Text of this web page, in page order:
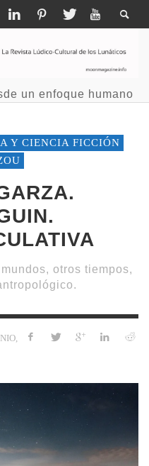
un enfoque humano
Y CIENCIA FICCIÓN
otros tiempos,